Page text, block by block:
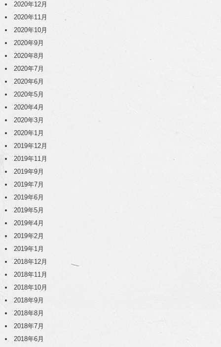
2020年12月
2020年11月
2020年10月
2020年9月
2020年8月
2020年7月
2020年6月
2020年5月
2020年4月
2020年3月
2020年1月
2019年12月
2019年11月
2019年9月
2019年7月
2019年6月
2019年5月
2019年4月
2019年2月
2019年1月
2018年12月
2018年11月
2018年10月
2018年9月
2018年8月
2018年7月
2018年6月